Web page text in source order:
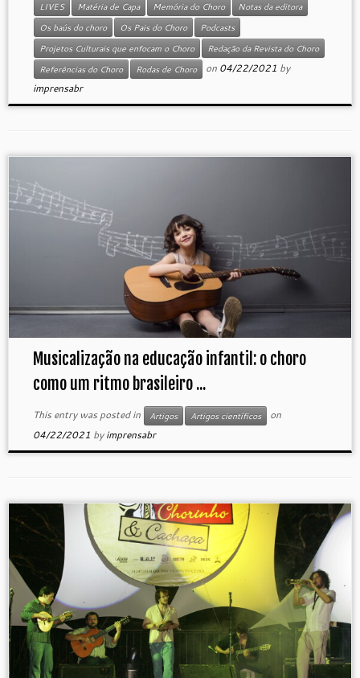
LIVES
Matéria de Capa Memória do Choro
Notas da editora
Os baús do choro
Os Pais do Choro
Podcasts
Projetos Culturais que enfocam o Choro
Redação da Revista do Choro
Referências do Choro
Rodas de Choro on 04/22/2021 by
imprensabr
Musicalização na educação infantil: o choro
como um ritmo brasileiro ...
This entry was posted in Artigos Artigos científicos
on
04/22/2021 byimprensabr